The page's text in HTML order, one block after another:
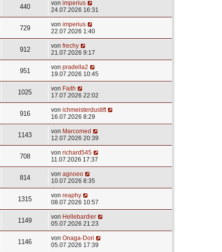
440 von imperius
24.07.2026 16:31
729 von imperius
22.07.2026 1:40
912 von frechy
21.07.2026 9:17
951 von pradella2
19.07.2026 10:45
1025 von Faith
17.07.2026 22:02
916 von ichmeisterdustift
16.07.2026 8:29
1143 von Marcomed
12.07.2026 20:39
708 von richard545
11.07.2026 17:37
814 von agnoeo
10.07.2026 8:35
1315 von reaphy
08.07.2026 10:57
1149 von Hellebardier
05.07.2026 21:23
1146 von Onaga-Dori
05.07.2026 17:39